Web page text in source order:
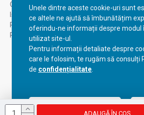
Unele dintre aceste cookie-uri sunt
ce altele ne ajută să îmbunătățim
oferindu-ne informații despre modul
utilizat site-ul.
Pentru informații detaliate despre
care le folosim, te rugăm să consulți
de confidențialitate
Acceptă setările curente
ADAUGĂ ÎN COŞ
Contul meu
Istoric comenzi
Recuperare parola
Returnare produs